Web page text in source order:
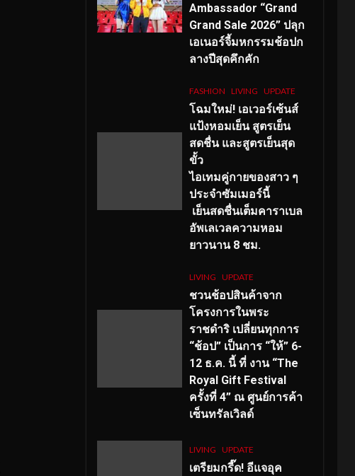
Ambassador “Grand
Grand Sale 2026” ปลุก
เอเนอร์จี้มหกรรมช้อปก
ลางปีสุดคึกคัก
FASHION LIVING UPDATE
โฉมใหม่! เอเวอร์เซ้นส์
แป้งหอมเย็น สูตรเย็น
สดชื่น และสูตรเย็นสุด
ขั้ว
ไอเทมคู่กายของสาว ๆ
ประจำซัมเมอร์นี้
เย็นสดชื่นเต็มคาราเบล
อัพเลเวลความหอม
ยาวนาน 8 ชม.
LIVING UPDATE
ชวนช้อปสินค้าจาก
โครงการในพระ
ราชดำริ เปลี่ยนทุกการ
“ช้อป” เป็นการ “ให้” 6-
12 ธ.ค. นี้ ที่ งาน “The
Royal Gift Festival
ครั้งที่ 4” ณ ศูนย์การค้า
เซ็นทรัลเวิลด์
LIVING UPDATE
เตรียมกรี๊ด! อีแจอุค